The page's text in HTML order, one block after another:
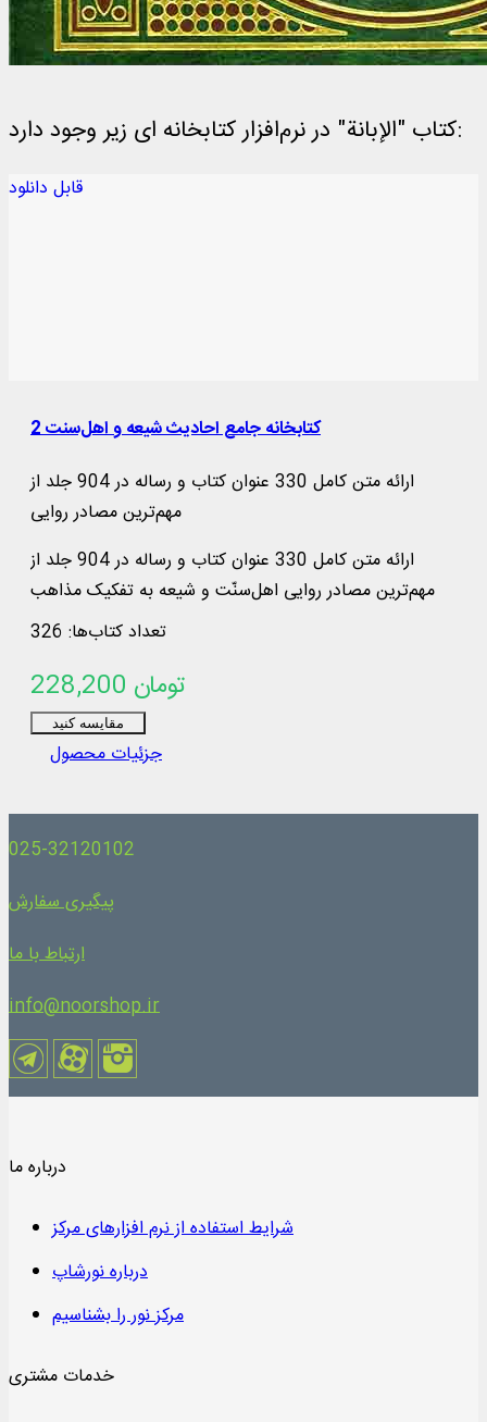
کتاب "الإبانة" در نرم‌افزار کتابخانه ای زیر وجود دارد:
قابل دانلود
کتابخانه جامع احادیث شیعه و اهل‌‌سنت 2
ارائه متن کامل 330 عنوان کتاب و رساله در 904 جلد از
مهم‌ترین مصادر روایی
ارائه متن کامل 330 عنوان کتاب و رساله در 904 جلد از
مهم‌ترین مصادر روایی اهل‌سنّت و شیعه به تفکیک مذاهب
امامیه، زیدیه و اسماعیلیه تا پایان قرن پنجم
تعداد کتاب‌ها: 326
228,200 تومان
مقایسه کنید
جزئیات محصول
025-32120102
پیگیری سفارش
ارتباط با ما
info@noorshop.ir
درباره ما
شرایط استفاده از نرم افزارهای مرکز
درباره نورشاپ
مرکز نور را بشناسیم
خدمات مشتری